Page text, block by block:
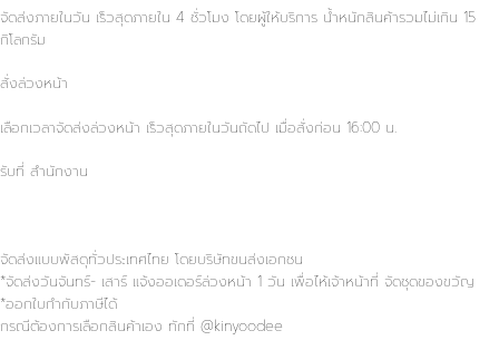
จัดส่งภายในวัน เร็วสุดภายใน 4 ชั่วโมง โดยผู้ให้บริการ น้ำหนักสินค้ารวมไม่เกิน 15
กิโลกรัม
สั่งล่วงหน้า
เลือกเวลาจัดส่งล่วงหน้า เร็วสุดภายในวันถัดไป เมื่อสั่งก่อน 16:00 น.
รับที่ สำนักงาน
จัดส่งแบบพัสดุทั่วประเทศไทย โดยบริษัทขนส่งเอกชน
*จัดส่งวันจันทร์- เสาร์ แจ้งออเดอร์ล่วงหน้า 1 วัน เพื่อไห้เจ้าหน้าที่ จัดชุดของขวัญ
*ออกใบกำกับภาษีได้
กรณีต้องการเลือกสินค้าเอง ทักที่ @kinyoodee